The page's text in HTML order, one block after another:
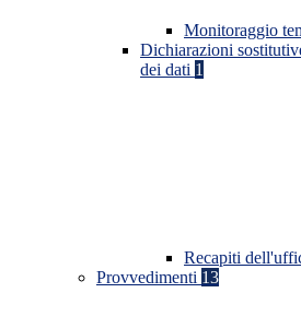
Monitoraggio
Dichiarazioni
dei dati 1
Recapiti
Provvedimenti 13